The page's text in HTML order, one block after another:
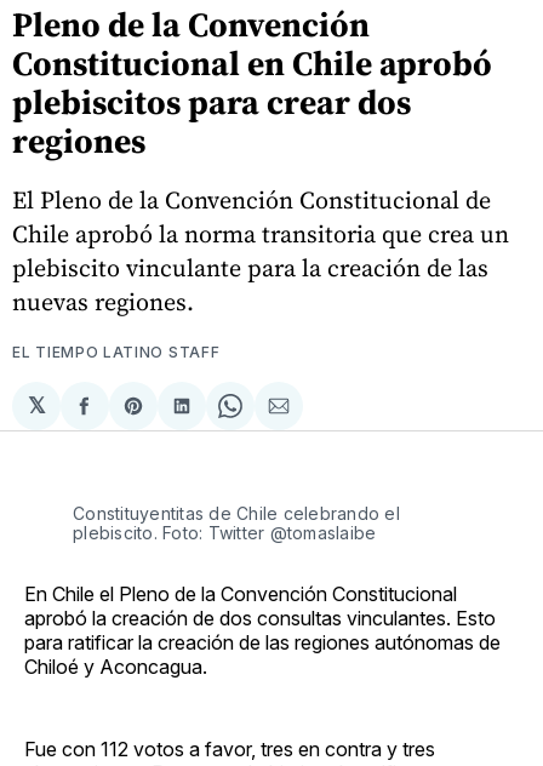
Pleno de la Convención
Constitucional en Chile aprobó
plebiscitos para crear dos
regiones
El Pleno de la Convención Constitucional de
Chile aprobó la norma transitoria que crea un
plebiscito vinculante para la creación de las
nuevas regiones.
EL TIEMPO LATINO STAFF
𝕏
Compartir
en
Share
on
Compartir
en
Share
on
Compartir
via
Constituyentitas de Chile celebrando el
plebiscito. Foto: Twitter @tomaslaibe
En Chile el Pleno de la Convención Constitucional
aprobó la creación de dos consultas vinculantes. Esto
para ratificar la creación de las regiones autónomas de
Chiloé y Aconcagua.
Fue con 112 votos a favor, tres en contra y tres